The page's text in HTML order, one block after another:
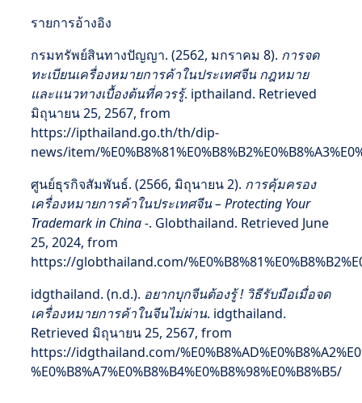
รายการอ้างอิง
กรมทรัพย์สินทางปัญญา. (2562, มกราคม 8). การจด
ทะเบียนเครื่องหมายการค้าในประเทศจีน กฎหมาย
และแนวทางเบื้องต้นที่ควรรู้. ipthailand. Retrieved
มิถุนายน 25, 2567, from
https://ipthailand.go.th/th/dip-
news/item/
ศูนย์ธุรกิจสัมพันธ์. (2566, มิถุนายน 2). การคุ้มครอง
เครื่องหมายการค้าในประเทศจีน – Protecting Your
Trademark in China -. Globthailand. Retrieved June
25, 2024, from
https://globthailand.com/
idgthailand. (n.d.). อยากบุกจีนต้องรู้ ! วิธีรับมือเมื่อจด
เครื่องหมายการค้าในจีนไม่ผ่าน. idgthailand.
Retrieved มิถุนายน 25, 2567, from
https://idgthailand.com/
%E0%B8%A7%E0%B8%B4%E0%B8%98%E0%B8%B5/